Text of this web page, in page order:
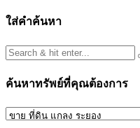
ใส่คำค้นหา
ค้นหาทรัพย์ที่คุณต้องการ
ค้นหา